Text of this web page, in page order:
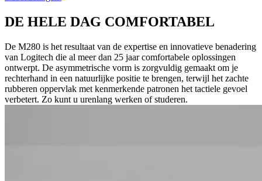
DE HELE DAG COMFORTABEL
De M280 is het resultaat van de expertise en innovatieve benadering
van Logitech die al meer dan 25 jaar comfortabele oplossingen
ontwerpt. De asymmetrische vorm is zorgvuldig gemaakt om je
rechterhand in een natuurlijke positie te brengen, terwijl het zachte
rubberen oppervlak met kenmerkende patronen het tactiele gevoel
verbetert. Zo kunt u urenlang werken of studeren.